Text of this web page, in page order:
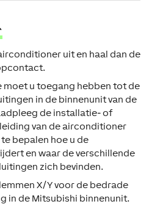
uit en haal dan de
moet u toegang hebben tot de
in de binnenunit van de
de installatie- of
van de airconditioner
bepalen hoe u de
en waar de verschillende
zich bevinden.
X/Y voor de bedrade
in de Mitsubishi binnenunit.